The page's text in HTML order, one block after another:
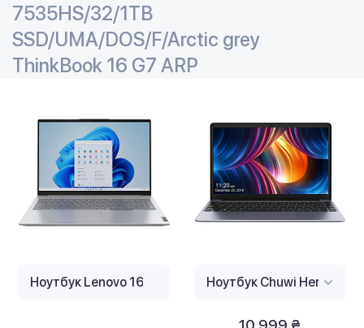
7535HS/32/1TB
SSD/UMA/DOS/F/Arctic grey
ThinkBook 16 G7 ARP